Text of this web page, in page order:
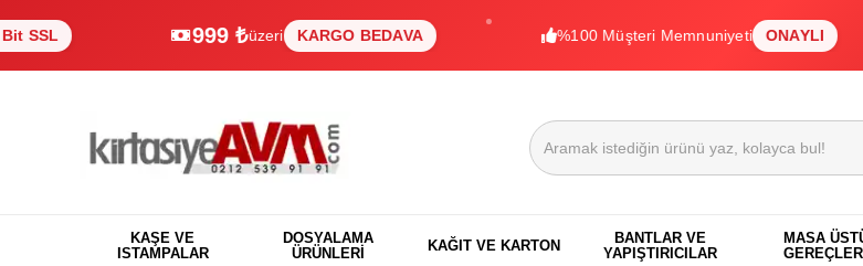
999 ₺üzeri KARGO BEDAVA %100 Müşteri Memnuniyeti ONAYLI
KAŞE VE
ISTAMPALAR
DOSYALAMA
ÜRÜNLERİ
KAĞIT VE KARTON
BANTLAR VE
YAPIŞTIRICILAR
MASA